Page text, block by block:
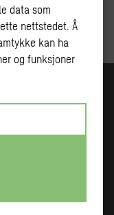
data som
nettstedet. Å
kan ha
og funksjoner
samfunn.
bygg, effektiv
vann. Vi har 22
typer
i 70 land